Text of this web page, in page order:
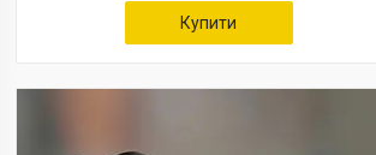
Купити